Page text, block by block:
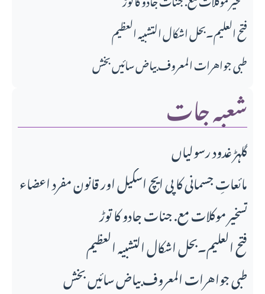
فتح العلیم۔بحل اشکال التشبیہ العظیم
طبی جواهرات المعروف بیاض سائیں بخش
شعبہ جات
گلہڑ غدود رسولیاں
مائعاتِ جسمانی کا پی ایچ اسکیل اور قانونِ مفرد اعضاء
تسخیر موکلات مع. جنات جادو کا توڑ
فتح العلیم۔بحل اشکال التشبیہ العظیم
طبی جواهرات المعروف بیاض سائیں بخش